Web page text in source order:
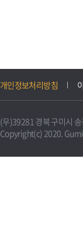
개인정보처리방침
(우)39281 경북 구미시
Copyright(c) 2020.